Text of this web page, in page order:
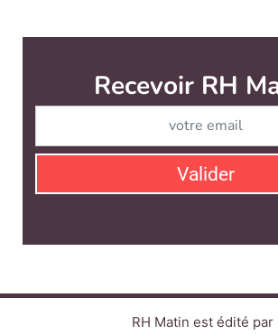
Recevoir RH
Valider
RH Matin est édité par